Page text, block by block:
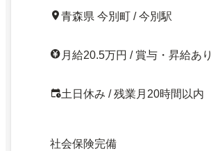
青森県 今別町 / 今別駅
月給20.5万円 / 賞与・昇給あり
土日休み / 残業月20時間以内
社会保険完備